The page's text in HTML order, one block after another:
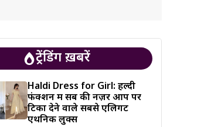
ट्रेंडिंग ख़बरें
Haldi Dress for Girl: हल्दी
फंक्शन में सब की नज़रें आप पर
टिका देने वाले सबसे एलिगेंट
एथनिक लुक्स